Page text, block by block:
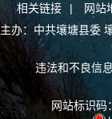
相关链接 | 网站
主办：中共壤塘县委
违法和不良信
网站标识